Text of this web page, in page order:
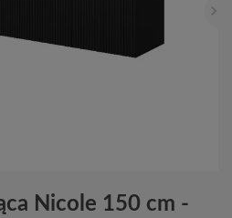
Nicole 150 cm -